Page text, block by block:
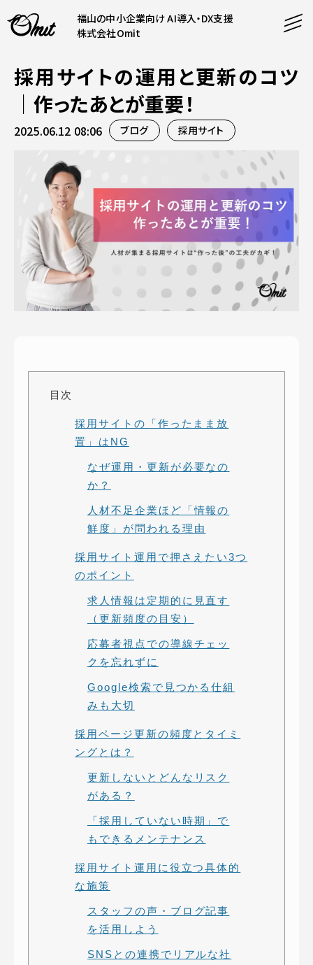
福山の中小企業向け AI導入・DX支援
株式会社Omit
SERVICE
事業内容
AI導入支援
システム開発
ホームページ制作
CONTENT
コンテンツ
課題解決
制作実績
料金表
COMPANY
企業案内
会社概要
採用情報
お知らせ
PRODUCTS
運営サービス
オミラボWEBでお問い合わせ
電話でお問い合わせ
採用サイトの運用と更新のコツ
｜作ったあとが重要！
2025.06.12 08:06 ブログ 採用サイト
目次
採用サイトの「作ったまま放
置」はNG
なぜ運用・更新が必要なの
か？
人材不足企業ほど「情報の
鮮度」が問われる理由
採用サイト運用で押さえたい3つ
のポイント
求人情報は定期的に見直す
（更新頻度の目安）
応募者視点での導線チェッ
クを忘れずに
Google検索で見つかる仕組
みも大切
採用ページ更新の頻度とタイミ
ングとは？
更新しないとどんなリスク
がある？
「採用していない時期」で
もできるメンテナンス
採用サイト運用に役立つ具体的
な施策
スタッフの声・ブログ記事
を活用しよう
SNSとの連携でリアルな社